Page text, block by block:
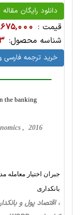
دانلود رایگان
قیمت : 2,675,000
شناسه محصول:
خرید ترجمه فارسی
the banking
, 2016
جبران اختیار
بانکداری